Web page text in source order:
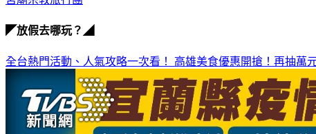
◤放假去哪玩？◢
全台熱門活動、人氣攻略一次看！ 高雄美食優惠開搶！再抽萬